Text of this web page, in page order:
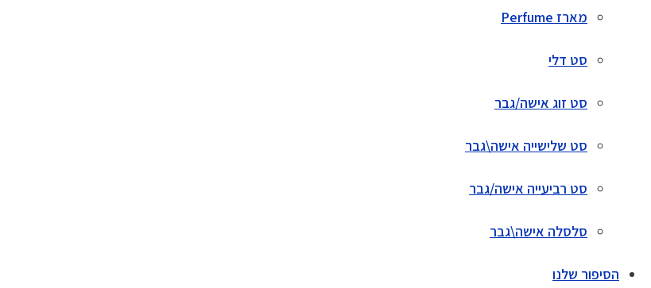
מארז Perfume
סט דלי
סט זוג אישה/גבר
סט שלישייה אישה\גבר
סט רביעייה אישה/גבר
סלסלה אישה\גבר
הסיפור שלנו